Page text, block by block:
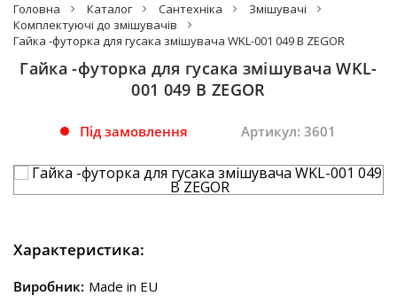
Головна Каталог Сантехніка
Змішувачі
Комплектуючі до змішувачів
Гайка -футорка для гусака змішувача WKL-001 049 B ZEGOR
Гайка -футорка для гусака змішувача WKL-
001 049 B ZEGOR
Під замовлення Артикул: 3601
Характеристика:
Виробник: Made in EU